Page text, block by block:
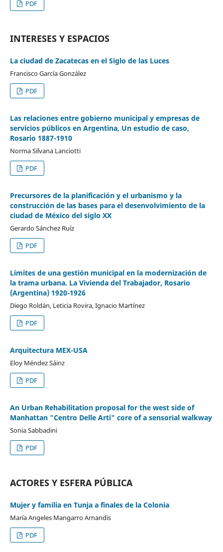
PDF
INTERESES Y ESPACIOS
La ciudad de Zacatecas en el Siglo de las Luces
Francisco García González
PDF
Las relaciones entre gobierno municipal y empresas de
servicios públicos en Argentina, Un estudio de caso,
Rosario 1887-1910
Norma Silvana Lanciotti
PDF
Precursores de la planificación y el urbanismo y la
construcción de las bases para el desenvolvimiento de la
ciudad de México del siglo XX
Gerardo Sánchez Ruíz
PDF
Límites de una gestión municipal en la modernización de
la trama urbana. La Vivienda del Trabajador, Rosario
(Argentina) 1920-1926
Diego Roldán, Leticia Rovira, Ignacio Martínez
PDF
Arquitectura MEX-USA
Eloy Méndez Sáinz
PDF
An Urban Rehabilitation proposal for the west side of
Manhattan "Centro Delle Arti" core of a sensorial walkway
Sonia Sabbadini
PDF
ACTORES Y ESFERA PÚBLICA
Mujer y familia en Tunja a finales de la Colonia
María Angeles Mangarro Arnandis
PDF